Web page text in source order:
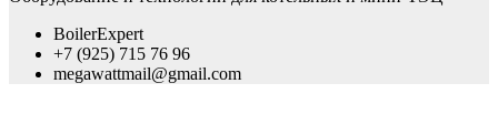
BoilerExpert
+7 (925) 715 76 96
megawattmail@gmail.com